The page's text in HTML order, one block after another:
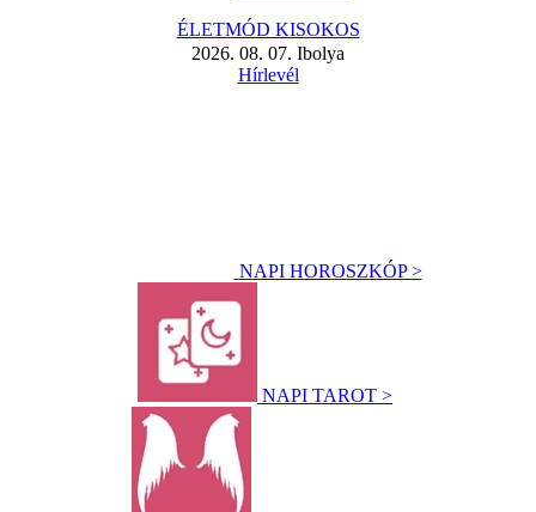
ÉLETMÓD KISOKOS
2026. 08. 07. Ibolya
Hírlevél
NAPI HOROSZKÓP >
NAPI TAROT >